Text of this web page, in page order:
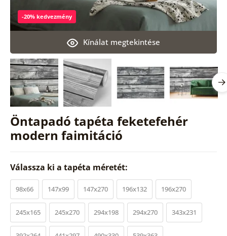
Öntapadó tapéta feketefehér
modern faimitáció
Kínálat megtekintése
-20% kedvezmény
Válassza ki a tapéta méretét:
98x66 147x99 147x270 196x132 196x270
245x165 245x270 294x198 294x270 343x231